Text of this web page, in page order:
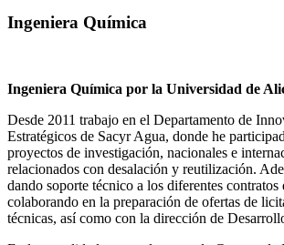
Ingeniera Química
Ingeniera Química por la Universidad de
Desde 2011 trabajo en el Departamento de
Estratégicos de Sacyr Agua, donde he
proyectos de investigación, nacionales e
relacionados con desalación y reutilización.
dando soporte técnico a los diferentes contratos
colaborando en la preparación de ofertas de
técnicas, así como con la dirección de